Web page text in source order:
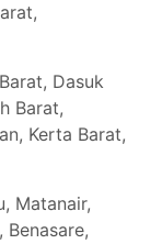
Dasuk
Barat,
Kerta Barat,
Matanair,
Benasare,